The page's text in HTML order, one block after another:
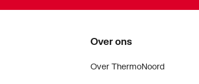
Over ons
Over ThermoNoord